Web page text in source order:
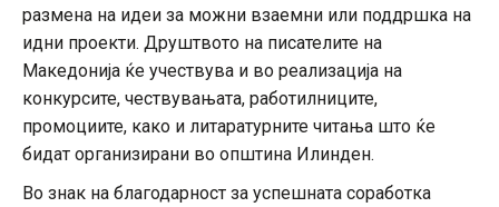
размена на идеи за можни взаемни или поддршка на
идни проекти. Друштвото на писателите на
Македонија ќе учествува и во реализација на
конкурсите, чествувањата, работилниците,
промоциите, како и литаратурните читања што ќе
бидат организирани во општина Илинден.
Во знак на благодарност за успешната соработка